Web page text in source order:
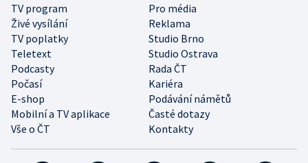
TV program
Pro média
Živé vysílání
Reklama
TV poplatky
Studio Brno
Teletext
Studio Ostrava
Podcasty
Rada ČT
Počasí
Kariéra
E-shop
Podávání námětů
Mobilní a TV aplikace
Časté dotazy
Vše o ČT
Kontakty